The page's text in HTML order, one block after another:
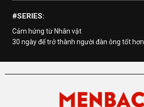
#SERIES:
Cảm hứng từ Nhân vật
30 ngày để trở thành người đàn ông tốt hơn